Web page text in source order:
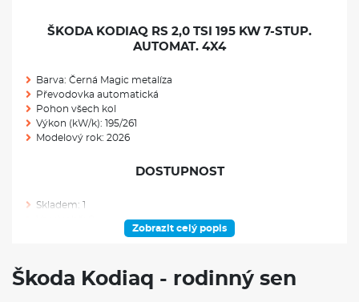
ŠKODA KODIAQ RS 2,0 TSI 195 KW 7-STUP.
AUTOMAT. 4X4
Barva: Černá Magic metalíza
Převodovka automatická
Pohon všech kol
Výkon (kW/k): 195/261
Modelový rok: 2026
DOSTUPNOST
Skladem: 1
Nezávislé topení
Zobrazit celý popis
Škoda Kodiaq - rodinný sen